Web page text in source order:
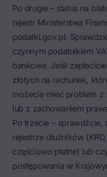
Po drugie – status na
rejestr Ministerstwa
podatki.gov.pl.
czynnym podatnikiem
bankowe. Jeśli
złotych na rachunek,
możecie mieć problem
lub z zachowaniem
Po trzecie –
rejestrze dłużników
częściowo płatne) lub
postępowania w